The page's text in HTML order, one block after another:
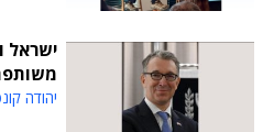
ישראל
משותפת
יהודה